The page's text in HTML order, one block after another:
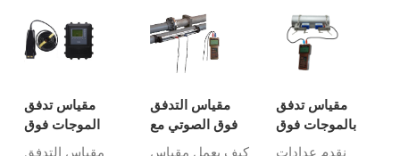
مقياس تدفق
الموجات فوق
الصوتية للأنابيب
مقياس التدفق
مقياس التدفق
فوق الصوتي مع
محولات السكك
كيف يعمل مقياس
مقياس تدفق
بالموجات فوق
الصوتية محمول
نقدم عدادات